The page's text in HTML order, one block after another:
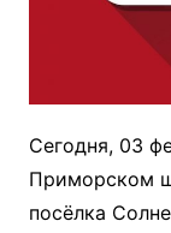
Сегодня, 03
Приморском
посёлка